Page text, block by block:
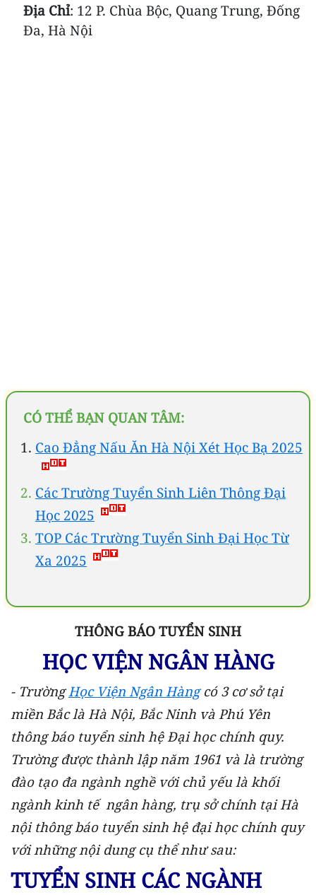
Địa Chỉ: 12 P. Chùa Bộc, Quang Trung, Đống
Đa, Hà Nội
CÓ THỂ BẠN QUAN TÂM:
Cao Đẳng Nấu Ăn Hà Nội Xét Học Bạ 2025
Các Trường Tuyển Sinh Liên Thông Đại
Học 2025
TOP Các Trường Tuyển Sinh Đại Học Từ
Xa 2025
THÔNG BÁO TUYỂN SINH
HỌC VIỆN NGÂN HÀNG
- TrườngHọc Viện Ngân Hàngcó 3 cơ sở tại
miền Bắc là Hà Nội, Bắc Ninh và Phú Yên
thông báo tuyển sinh hệ Đại học chính quy.
Trường được thành lập năm 1961 và là trường
đào tạo đa ngành nghề với chủ yếu là khối
ngành kinh tế ngân hàng, trụ sở chính tại Hà
nội thông báo tuyển sinh hệ đại học chính quy
với những nội dung cụ thể như sau:
TUYỂN SINH CÁC NGÀNH